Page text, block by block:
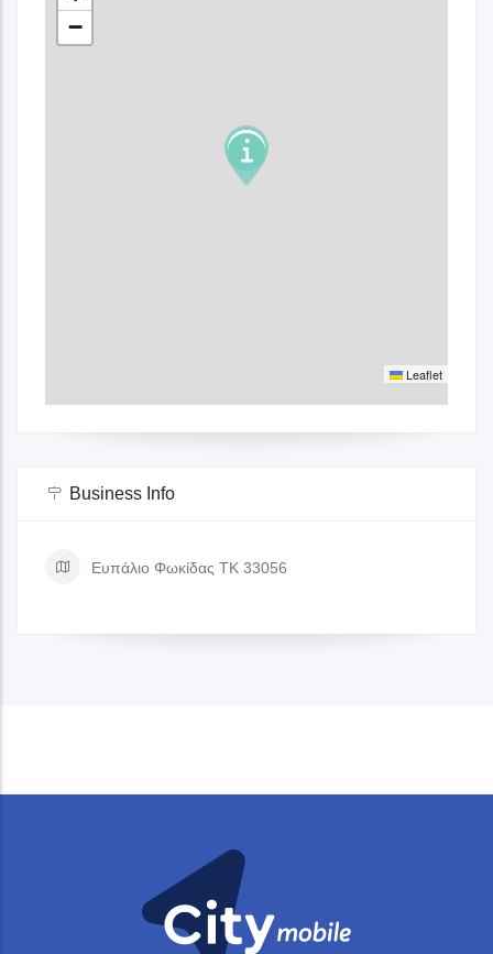
−
Leaflet
Business Info
Ευπάλιο Φωκίδας ΤΚ 33056